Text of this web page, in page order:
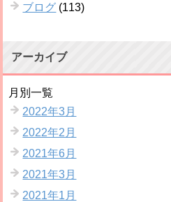
ブログ (113)
アーカイブ
月別一覧
2022年3月
2022年2月
2021年6月
2021年3月
2021年1月